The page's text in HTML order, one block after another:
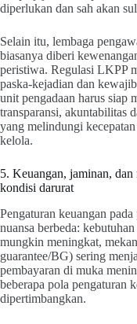
diperlukan dan sah akan
Selain itu, lembaga
biasanya diberi
peristiwa. Regulasi LKPP
paska-kejadian dan
unit pengadaan harus siap
transparansi, akuntabilitas
yang melindungi
kelola.
5. Keuangan, jaminan,
kondisi darurat
Pengaturan keuangan
nuansa berbeda:
mungkin meningkat,
guarantee/BG) sering
pembayaran di muka
beberapa pola pengaturan
dipertimbangkan.